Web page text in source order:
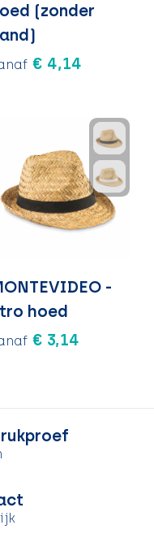
(zonder
€ 4,14
-
hoed
€ 3,14